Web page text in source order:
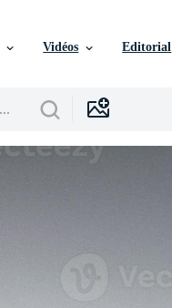
Vidéos Editorial